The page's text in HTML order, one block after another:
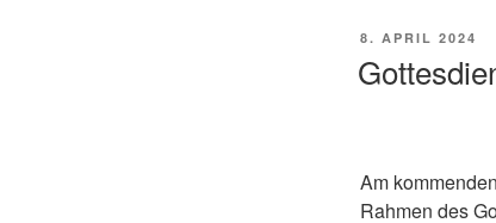
8. APRIL 2024
Am
Rahmen des